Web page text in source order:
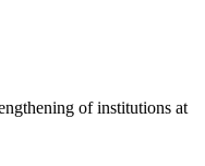
of institutions at